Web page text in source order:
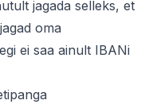
jagada selleks, et
oma
ei saa ainult IBANi